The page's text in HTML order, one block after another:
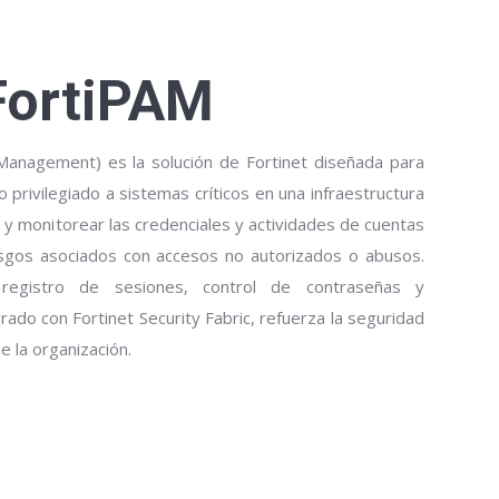
es la solución de Fortinet diseñada para
privilegiado a sistemas críticos en una infraestructura
monitorear las credenciales y actividades de cuentas
asociados con accesos no autorizados o abusos.
de sesiones, control de contraseñas y
con Fortinet Security Fabric, refuerza la seguridad
la organización.